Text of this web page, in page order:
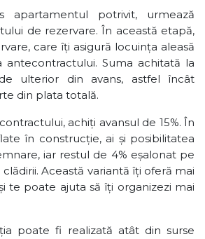
potrivit, urmează
de rezervare. În această etapă,
care îți asigură locuința aleasă
antecontractului. Suma achitată la
ulterior din avans, astfel încât
din plata totală.
achiți avansul de 15%. În
în construcție, ai și posibilitatea
iar restul de 4% eșalonat pe
Această variantă îți oferă mai
te poate ajuta să îți organizezi mai
poate fi realizată atât din surse